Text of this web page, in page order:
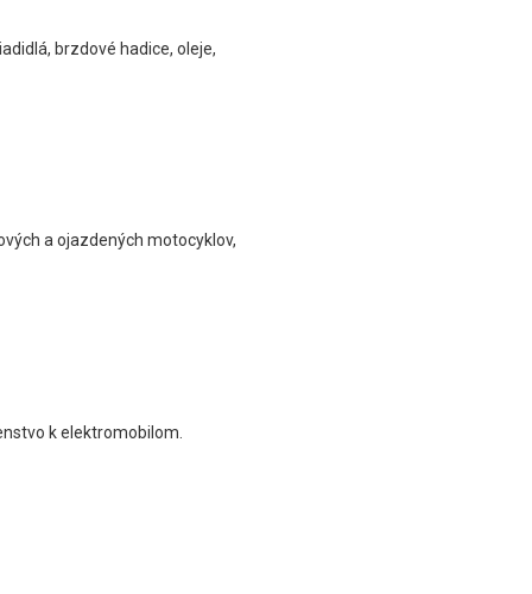
brzdové hadice, oleje,
a ojazdených motocyklov,
k elektromobilom.